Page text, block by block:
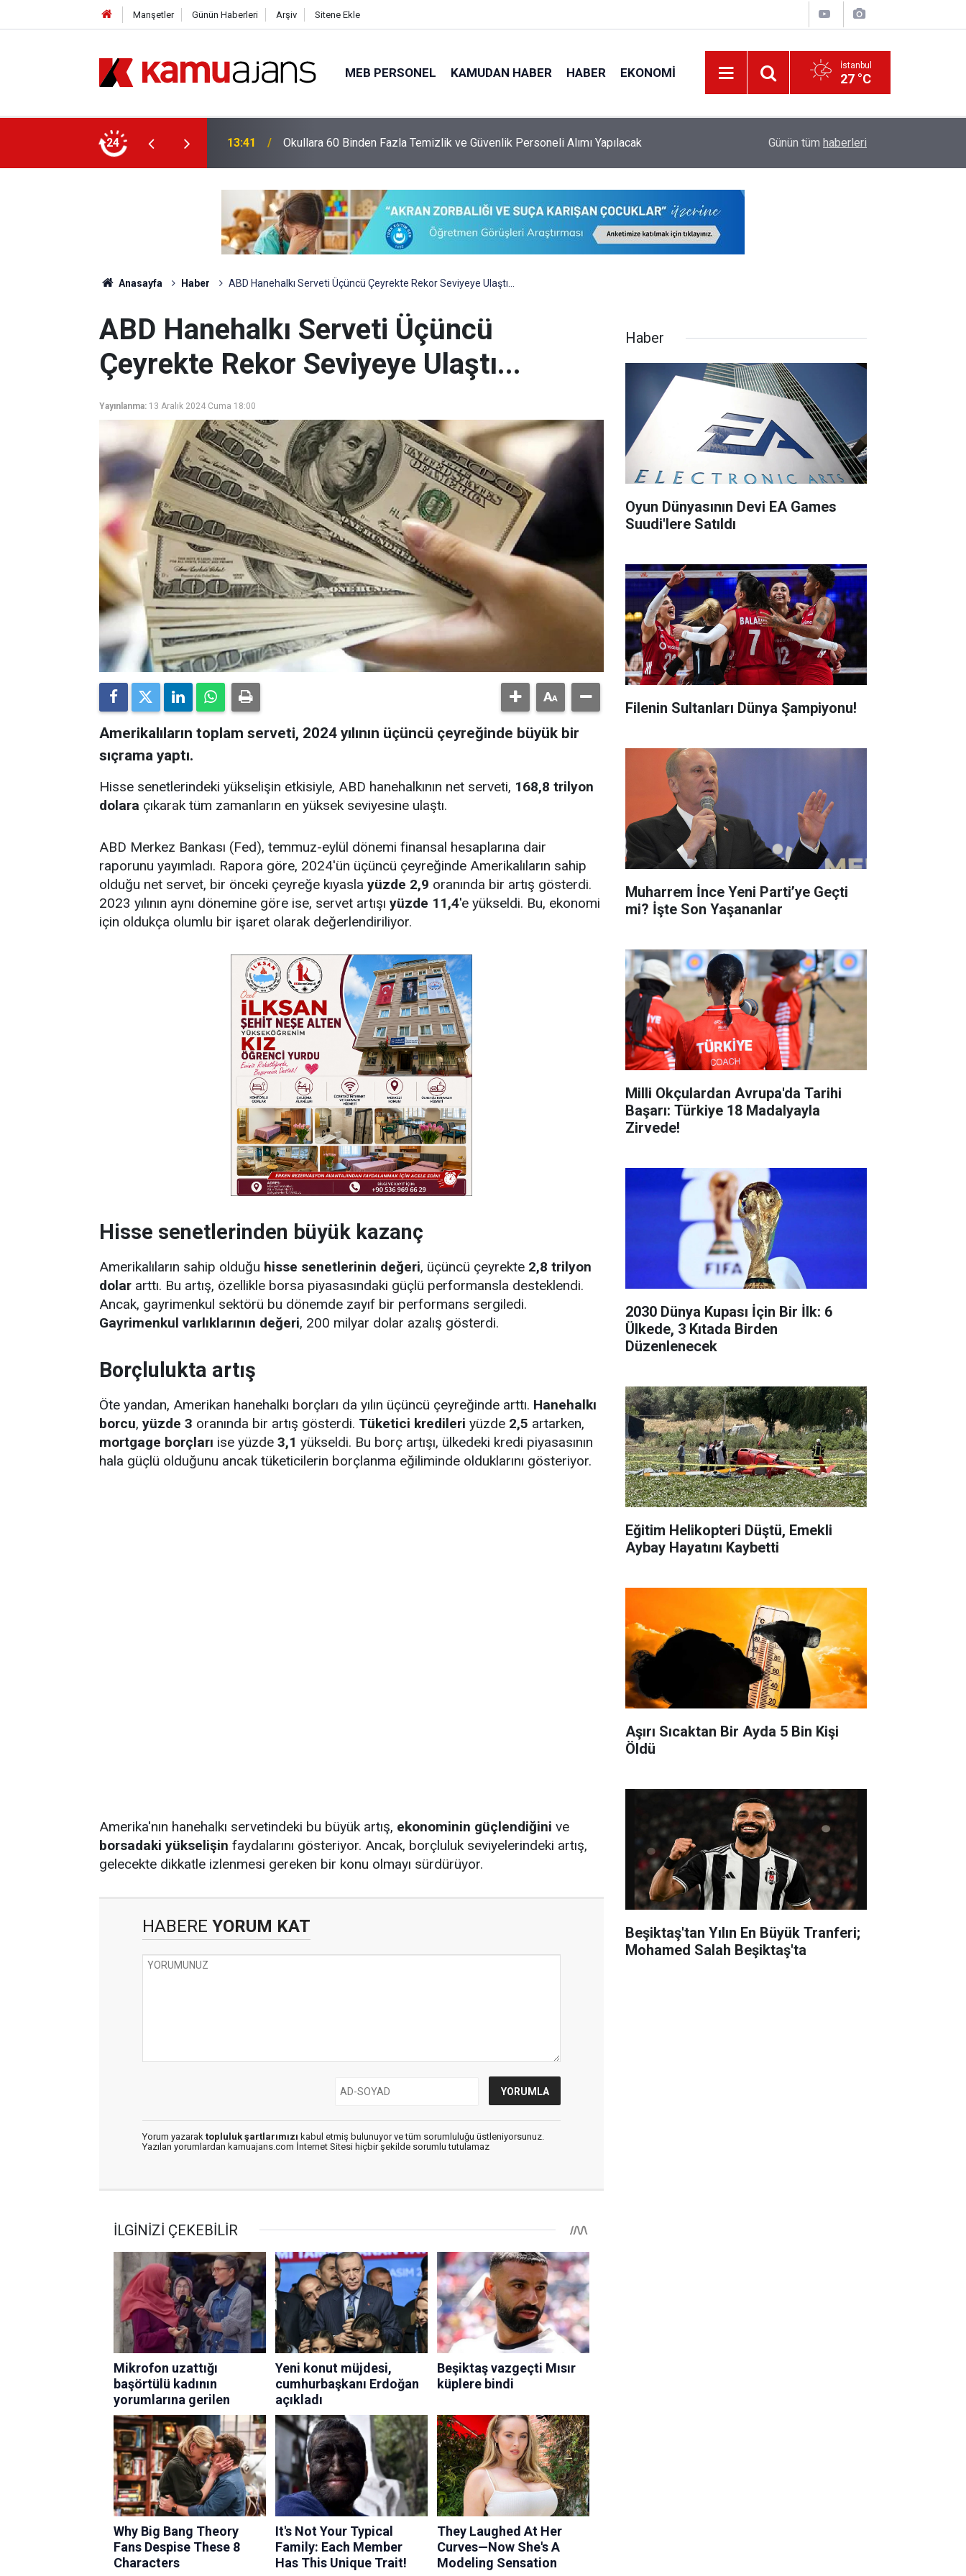
Manşetler Günün Haberleri Arşiv Sitene Ekle
MEB PERSONEL KAMUDAN HABER HABER EKONOMI İstanbul
27 °C
24
Güvenlik Personeli Alımı Yapılacak 12:26 Bakan Tekin'den YKS'de Değişim Açıklaması YKS Sorularına Güncelleme Geliyor
Günün tüm haberleri
Anasayfa Haber ABD Hanehalkı Serveti Üçüncü Çeyrekte Rekor Seviyeye Ulaştı...
ABD Hanehalkı Serveti Üçüncü
Çeyrekte Rekor Seviyeye Ulaştı...
Yayınlanma: 13 Aralık 2024 Cuma 18:00
Amerikalıların toplam serveti, 2024 yılının üçüncü çeyreğinde büyük bir
sıçrama yaptı.
Hisse senetlerindeki yükselişin etkisiyle, ABD hanehalkının net serveti, 168,8 trilyon
dolara çıkarak tüm zamanların en yüksek seviyesine ulaştı.
ABD Merkez Bankası (Fed), temmuz-eylül dönemi finansal hesaplarına dair
raporunu yayımladı. Rapora göre, 2024'ün üçüncü çeyreğinde Amerikalıların sahip
olduğu net servet, bir önceki çeyreğe kıyasla yüzde 2,9 oranında bir artış gösterdi.
2023 yılının aynı dönemine göre ise, servet artışı yüzde 11,4'e yükseldi. Bu, ekonomi
için oldukça olumlu bir işaret olarak değerlendiriliyor.
Hisse senetlerinden büyük kazanç
Amerikalıların sahip olduğu hisse senetlerinin değeri, üçüncü çeyrekte 2,8 trilyon
dolar arttı. Bu artış, özellikle borsa piyasasındaki güçlü performansla desteklendi.
Ancak, gayrimenkul sektörü bu dönemde zayıf bir performans sergiledi.
Gayrimenkul varlıklarının değeri, 200 milyar dolar azalış gösterdi.
Borçlulukta artış
Öte yandan, Amerikan hanehalkı borçları da yılın üçüncü çeyreğinde arttı. Hanehalkı
borcu, yüzde 3 oranında bir artış gösterdi. Tüketici kredileri yüzde 2,5 artarken,
mortgage borçları ise yüzde 3,1 yükseldi. Bu borç artışı, ülkedeki kredi piyasasının
hala güçlü olduğunu ancak tüketicilerin borçlanma eğiliminde olduklarını gösteriyor.
Amerika'nın hanehalkı servetindeki bu büyük artış, ekonominin güçlendiğini ve
borsadaki yükselişin faydalarını gösteriyor. Ancak, borçluluk seviyelerindeki artış,
gelecekte dikkatle izlenmesi gereken bir konu olmayı sürdürüyor.
HABERE YORUM KAT
Yorum yazarak topluluk şartlarımızı kabul etmiş bulunuyor ve tüm sorumluluğu üstleniyorsunuz.
Yazılan yorumlardan kamuajans.com İnternet Sitesi hiçbir şekilde sorumlu tutulamaz
Haber
Oyun Dünyasının Devi EA Games
Suudi'lere Satıldı
Filenin Sultanları Dünya Şampiyonu!
Muharrem İnce Yeni Parti’ye Geçti
mi? İşte Son Yaşananlar
Milli Okçulardan Avrupa'da Tarihi
Başarı: Türkiye 18 Madalyayla
Zirvede!
2030 Dünya Kupası İçin Bir İlk: 6
Ülkede, 3 Kıtada Birden
Düzenlenecek
Eğitim Helikopteri Düştü, Emekli
Aybay Hayatını Kaybetti
Aşırı Sıcaktan Bir Ayda 5 Bin Kişi
Öldü
Beşiktaş'tan Yılın En Büyük Tranferi;
Mohamed Salah Beşiktaş'ta